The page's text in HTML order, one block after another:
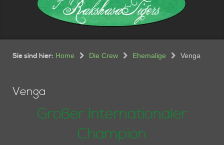
Sie sind hier: Home Die Crew Ehemalige Venga
Venga
Großer Internationaler
Champion